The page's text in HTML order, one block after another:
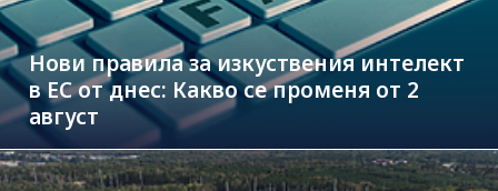
Нови правила за изкуствения интелект
в ЕС от днес: Какво се променя от 2
август